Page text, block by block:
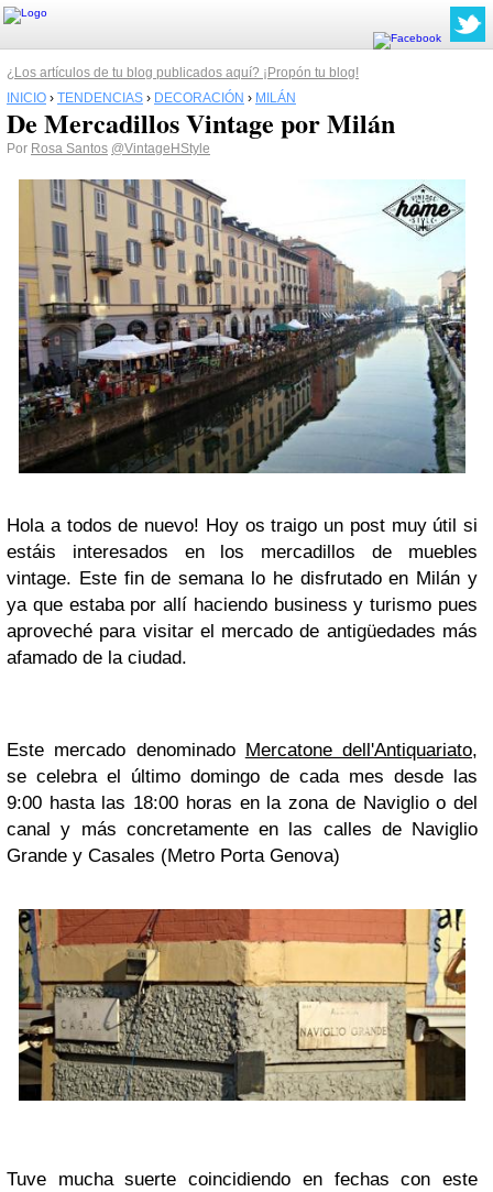
¿Los artículos de tu blog publicados aquí? ¡Propón tu blog!
INICIO › TENDENCIAS › DECORACIÓN › MILÁN
De Mercadillos Vintage por Milán
Por Rosa Santos @VintageHStyle
Hola a todos de nuevo! Hoy os traigo un post muy útil si
estáis interesados en los mercadillos de muebles
vintage. Este fin de semana lo he disfrutado en Milán y
ya que estaba por allí haciendo business y turismo pues
aproveché para visitar el mercado de antigüedades más
afamado de la ciudad.
Este mercado denominado Mercatone dell'Antiquariato,
se celebra el último domingo de cada mes desde las
9:00 hasta las 18:00 horas en la zona de Naviglio o del
canal y más concretamente en las calles de Naviglio
Grande y Casales (Metro Porta Genova)
Tuve mucha suerte coincidiendo en fechas con este